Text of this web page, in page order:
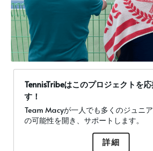
TennisTribeはこのプロジェクトを
す！
Team Macyが一人でも多くのジュニ
の可能性を開き、サポートします。
詳細